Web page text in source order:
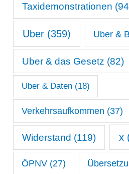
Taxidemonstrationen
Uber (359) Uber &
Uber & das Gesetz (82)
Uber & Daten(18)
Verkehrsaufkommen (37)
Widerstand (119) x
ÖPNV(27)